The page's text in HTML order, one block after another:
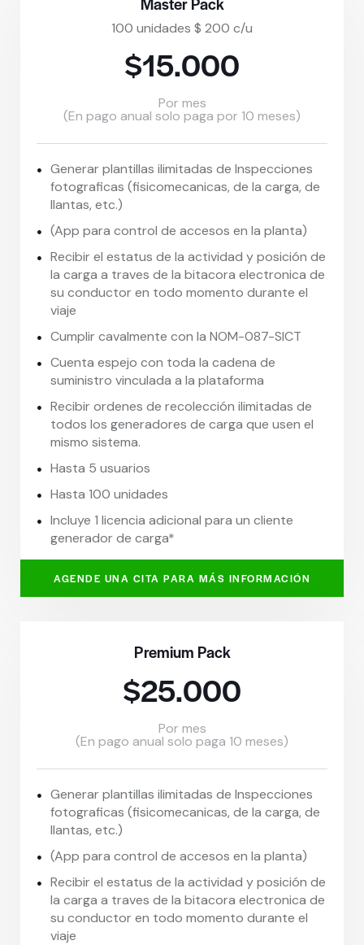
100 unidades $ 200 c/u
$15.000
Por mes
(En pago anual solo paga por 10 meses)
Generar plantillas ilimitadas de Inspecciones
fotograficas (fisicomecanicas, de la carga, de
llantas, etc.)
(App para control de accesos en la planta)
Recibir el estatus de la actividad y posición de
la carga a traves de la bitacora electronica de
su conductor en todo momento durante el
viaje
Cumplir cavalmente con la NOM-087-SICT
Cuenta espejo con toda la cadena de
suministro vinculada a la plataforma
Recibir ordenes de recolección ilimitadas de
todos los generadores de carga que usen el
mismo sistema.
Hasta 5 usuarios
Hasta 100 unidades
Incluye 1 licencia adicional para un cliente
generador de carga*
AGENDE UNA CITA PARA MÁS INFORMACIÓN
Premium Pack
$25.000
Por mes
(En pago anual solo paga 10 meses)
Generar plantillas ilimitadas de Inspecciones
fotograficas (fisicomecanicas, de la carga, de
llantas, etc.)
(App para control de accesos en la planta)
Recibir el estatus de la actividad y posición de
la carga a traves de la bitacora electronica de
su conductor en todo momento durante el
viaje